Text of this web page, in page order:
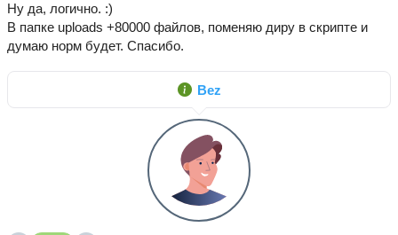
Ну да, логично. :)
В папке uploads +80000 файлов, поменяю диру в скрипте и
думаю норм будет. Спасибо.
Bez